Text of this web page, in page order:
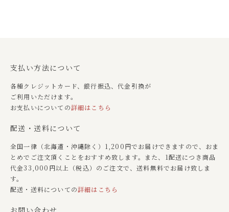
支払い方法について
各種クレジットカード、銀行振込、代金引換が
ご利用いただけます。
お支払いについての詳細はこちら
配送・送料について
全国一律（北海道・沖縄除く）1,200円でお届けできますので、おま
とめでご注文頂くことをおすすめ致します。また、1配送につき商品
代金33,000円以上（税込）のご注文で、送料無料でお届け致しま
す。
配送・送料についての詳細はこちら
お問い合わせ